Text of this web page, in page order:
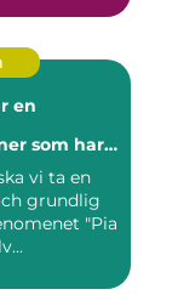
en
som har
smycken i
vi ta en
grundlig
"Pia